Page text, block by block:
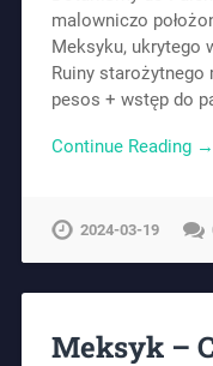
malowniczo
Meksyku, ukrytego
Ruiny
pesos + wstęp do
Continue Reading →
2024-03-19
Meksyk –